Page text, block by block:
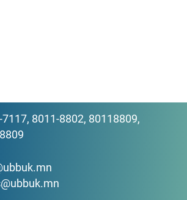
8011-8802, 80118809,